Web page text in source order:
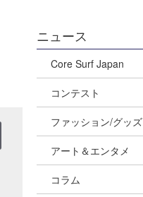
ニュース
Core Surf Japan
コンテスト
ファッション/グッズ
アート＆エンタメ
コラム